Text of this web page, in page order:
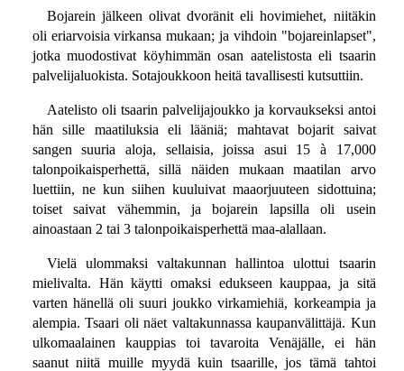
Bojarein jälkeen olivat dvoränit eli hovimiehet, niitäkin
oli eriarvoisia virkansa mukaan; ja vihdoin "bojareinlapset",
jotka muodostivat köyhimmän osan aatelistosta eli tsaarin
palvelijaluokista. Sotajoukkoon heitä tavallisesti kutsuttiin.
Aatelisto oli tsaarin palvelijajoukko ja korvaukseksi antoi
hän sille maatiluksia eli lääniä; mahtavat bojarit saivat
sangen suuria aloja, sellaisia, joissa asui 15 à 17,000
talonpoikaisperhettä, sillä näiden mukaan maatilan arvo
luettiin, ne kun siihen kuuluivat maaorjuuteen sidottuina;
toiset saivat vähemmin, ja bojarein lapsilla oli usein
ainoastaan 2 tai 3 talonpoikaisperhettä maa-alallaan.
Vielä ulommaksi valtakunnan hallintoa ulottui tsaarin
mielivalta. Hän käytti omaksi edukseen kauppaa, ja sitä
varten hänellä oli suuri joukko virkamiehiä, korkeampia ja
alempia. Tsaari oli näet valtakunnassa kaupanvälittäjä. Kun
ulkomaalainen kauppias toi tavaroita Venäjälle, ei hän
saanut niitä muille myydä kuin tsaarille, jos tämä tahtoi